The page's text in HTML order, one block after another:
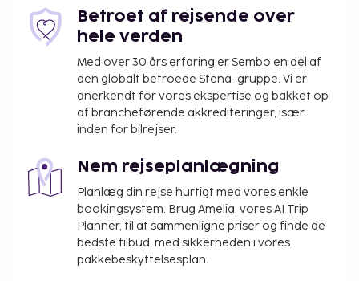
år.
overnatningsstedet har oplyst.
Gebyr for morgenmadsbuffet: 20 EUR pr.
person (cirkapriser)
Gebyr for nærliggende parkering: 25.00 EUR pr.
dag
Ovenstående liste er muligvis ikke fuldstændig.
Gebyrer og depositummer inkluderer muligvis ikke
skat og kan ændres uden varsel.
Som følge af nationale reguleringer kan der
ikke overføres mere end 1000 EUR i kontanter
Betroet af rejsende over
hele verden
Med over 30 års erfaring er Sembo en del af
den globalt betroede Stena-gruppe. Vi er
anerkendt for vores ekspertise og bakket op
af brancheførende akkrediteringer, især
inden for bilrejser.
Nem rejseplanlægning
Planlæg din rejse hurtigt med vores enkle
bookingsystem. Brug Amelia, vores AI Trip
Planner, til at sammenligne priser og finde de
bedste tilbud, med sikkerheden i vores
pakkebeskyttelsesplan.